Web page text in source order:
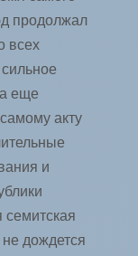
продолжал
всех
еще
акту
и
семитская
дождется